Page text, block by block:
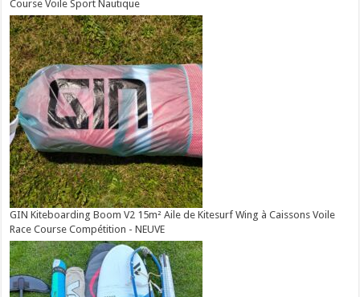
Course Voile Sport Nautique
GIN Kiteboarding Boom V2 15m² Aile de Kitesurf Wing à Caissons Voile
Race Course Compétition - NEUVE